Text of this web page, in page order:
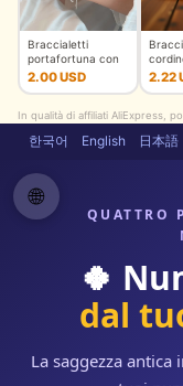
Braccialetti
portafortuna con
sfera rotonda in
argento
2.00 USD
unico,
2.22
In qualità di affiliati AliExpress,
한국어 English 日本語